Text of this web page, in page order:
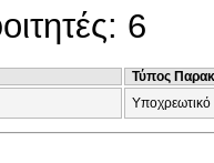
6
Τύπος
Υποχρεωτικό